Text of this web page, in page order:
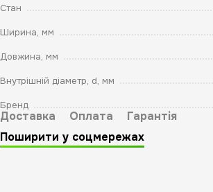
Стан
Ширина, мм
Довжина, мм
Внутрішній діаметр, d, мм
Бренд
Доставка Оплата
Гарантія
Поширити у соцмережах